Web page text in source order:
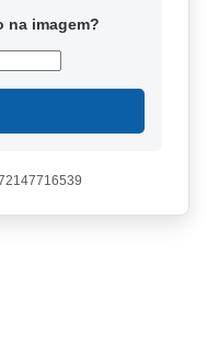
na imagem?